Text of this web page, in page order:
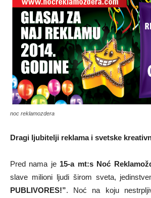
noc reklamozdera
Dragi ljubitelji reklama i svetske
Pred nama je 15-a mt:s Noć
slave milioni ljudi širom sveta,
PUBLIVORES!”. Noć na koju